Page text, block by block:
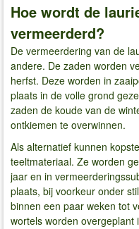
Hoe wordt de
vermeerderd?
De vermeerdering van de
andere. De zaden worden
herfst. Deze worden in
plaats in de volle grond
zaden de koude van de
ontkiemen te overwinnen.
Als alternatief kunnen
teeltmateriaal. Ze worden
jaar en in
plaats, bij voorkeur onder
binnen een paar weken tot
wortels worden